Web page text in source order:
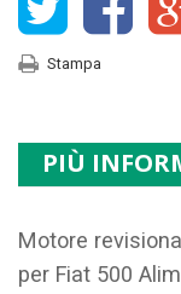
Stampa
PIÙ
Motore
per Fiat 500